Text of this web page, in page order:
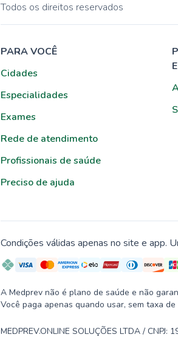
Todos os direitos reservados
PARA VOCÊ
Cidades
Especialidades
Exames
Rede de atendimento
Profissionais de saúde
Preciso de ajuda
Condições válidas apenas no site e app.
A Medprev não é plano de saúde e não
Você paga apenas quando usar, sem taxa
MEDPREV.ONLINE SOLUÇÕES LTDA /